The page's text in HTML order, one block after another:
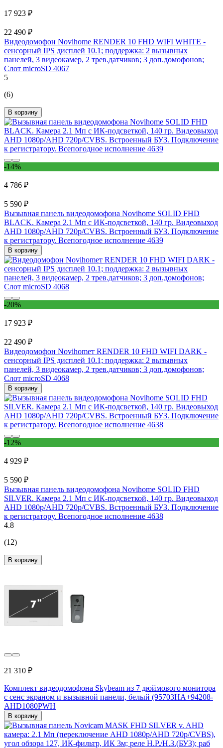
17 923 ₽
22 490 ₽
Видеодомофон Novihome RENDER 10 FHD WIFI WHITE -
сенсорный IPS дисплей 10.1; поддержка: 2 вызывных
панелей, 3 видеокамер, 2 трев.датчиков; 3 доп.домофонов;
Слот microSD 4067
5
(6)
В корзину
-14%
4 786 ₽
5 590 ₽
Вызывная панель видеодомофона Novihome SOLID FHD
BLACK. Камера 2.1 Мп с ИК-подсветкой, 140 гр. Видеовыход
AHD 1080p/AHD 720p/CVBS. Встроенный БУЗ. Подключение
к регистратору. Всепогодное исполнение 4639
В корзину
-20%
17 923 ₽
22 490 ₽
Видеодомофон Novihomeт RENDER 10 FHD WIFI DARK -
сенсорный IPS дисплей 10.1; поддержка: 2 вызывных
панелей, 3 видеокамер, 2 трев.датчиков; 3 доп.домофонов;
Слот microSD 4068
В корзину
-12%
4 929 ₽
5 590 ₽
Вызывная панель видеодомофона Novihome SOLID FHD
SILVER. Камера 2.1 Мп с ИК-подсветкой, 140 гр. Видеовыход
AHD 1080p/AHD 720p/CVBS. Встроенный БУЗ. Подключение
к регистратору. Всепогодное исполнение 4638
4.8
(12)
В корзину
21 310 ₽
Комплект видеодомофона Skybeam из 7 дюймового монитора
с сенс экраном и вызывной панели, белый (95703HA+94208-
AHD1080PWH
В корзину